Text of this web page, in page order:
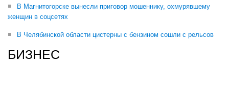
В Магнитогорске вынесли приговор мошеннику, охмурявшему
женщин в соцсетях
В Челябинской области цистерны с бензином сошли с рельсов
БИЗНЕС